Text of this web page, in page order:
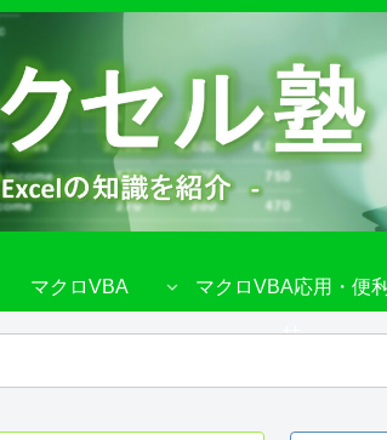
マクロVBA マクロVBA応用・便
技